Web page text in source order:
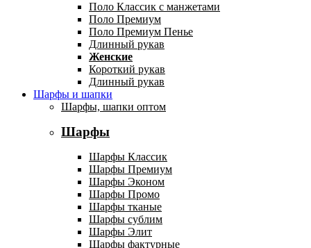
Поло Классик с манжетами
Поло Премиум
Поло Премиум Пенье
Длинный рукав
Женские
Короткий рукав
Длинный рукав
Шарфы и шапки
Шарфы, шапки оптом
Шарфы
Шарфы Классик
Шарфы Премиум
Шарфы Эконом
Шарфы Промо
Шарфы тканые
Шарфы сублим
Шарфы Элит
Шарфы фактурные